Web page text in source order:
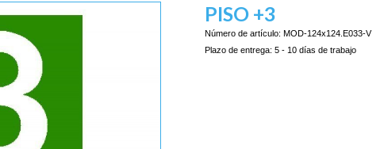
PISO +3
Número de artículo: MOD-124x124.E033-V
Plazo de entrega: 5 - 10 días de trabajo